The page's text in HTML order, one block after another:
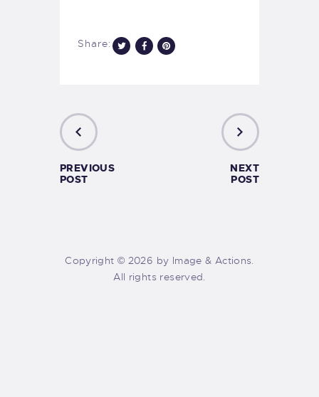
Share:
PREVIOUS
POST
NEXT
POST
Copyright © 2026 by Image & Actions.
All rights reserved.